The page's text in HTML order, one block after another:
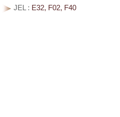
JEL : E32, F02, F40